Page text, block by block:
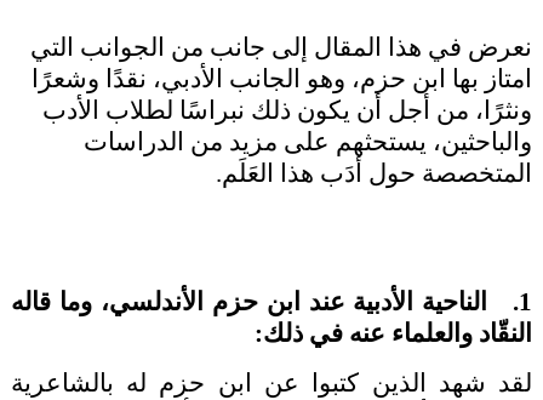
نعرض في هذا المقال إلى جانب من الجوانب التي
امتاز بها ابن حزم، وهو الجانب الأدبي، نقدًا وشعرًا
ونثرًا، من أجل أن يكون ذلك نبراسًا لطلاب الأدب
والباحثين، يستحثهم على مزيد من الدراسات
المتخصصة حول أدَب هذا العَلَم.
1. الناحية الأدبية عند ابن حزم الأندلسي، وما قاله
النقّاد والعلماء عنه في ذلك:
لقد شهد الذين كتبوا عن ابن حزم له بالشاعرية